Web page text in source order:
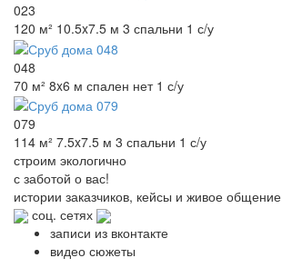
023
120 м² 10.5x7.5 м 3 спальни 1 с/у
048
70 м² 8x6 м спален нет 1 с/у
079
114 м² 7.5x7.5 м 3 спальни 1 с/у
строим экологично
с заботой о вас!
истории заказчиков, кейсы и живое общение
соц. сетях
записи из вконтакте
видео сюжеты